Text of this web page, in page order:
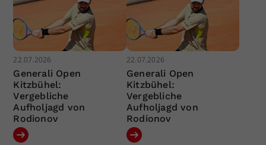
22.07.2026
Generali Open
Kitzbühel:
Vergebliche
Aufholjagd von
Rodionov
22.07.2026
Generali Open
Kitzbühel:
Vergebliche
Aufholjagd von
Rodionov